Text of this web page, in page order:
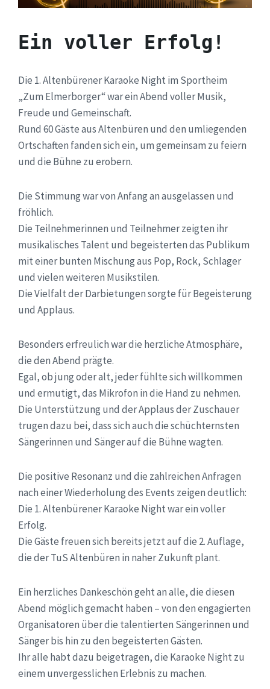
Ein voller Erfolg!
Die 1. Altenbürener Karaoke Night im Sportheim
„Zum Elmerborger“war ein Abend voller Musik,
Freude und Gemeinschaft.
Rund 60Gäste aus Altenbüren und den umliegenden
Ortschaften fanden sich ein, um gemeinsam zu feiern
und die Bühne zu erobern.
Die Stimmung war von Anfang an ausgelassen und
fröhlich.
Die Teilnehmerinnen und Teilnehmer zeigten ihr
musikalisches Talent und begeisterten das Publikum
mit einer bunten Mischung aus Pop, Rock, Schlager
und vielen weiteren Musikstilen.
Die Vielfalt der Darbietungen sorgte für Begeisterung
und Applaus.
Besonders erfreulich wardie herzliche Atmosphäre,
dieden Abend prägte.
Egal, ob jung oder alt, jeder fühlte sich willkommen
und ermutigt, das Mikrofon indie Hand zu nehmen.
Die Unterstützung und der Applaus der Zuschauer
trugen dazu bei, dass sich auchdieschüchternsten
Sängerinnen und Sänger aufdie Bühne wagten.
Die positive Resonanz und die zahlreichen Anfragen
nach einer Wiederholung des Events zeigen deutlich:
Die 1. Altenbürener Karaoke Night war ein voller
Erfolg.
Die Gäste freuen sich bereits jetzt aufdie 2. Auflage,
dieder TuS Altenbüren in naher Zukunft plant.
Ein herzliches Dankeschön geht an alle,diediesen
Abend möglich gemacht haben – von den engagierten
Organisatoren überdie talentierten Sängerinnen und
Sänger bis hin zu den begeisterten Gästen.
Ihr alle habt dazu beigetragen,die Karaoke Night zu
einem unvergesslichen Erlebnis zu machen.